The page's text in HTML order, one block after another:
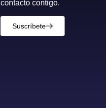
contacto contigo.
Suscríbete